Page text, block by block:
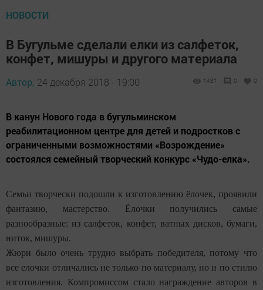
НОВОСТИ
В Бугульме сделали елки из салфеток,
конфет, мишуры и другого материала
Автор, 24 декабря 2018 - 19:00 1431 0 0
В канун Нового года в бугульминском
реабилитационном центре для детей и подростков с
ограниченными возможностями «Возрождение»
состоялся семейный творческий конкурс «Чудо-елка».
Семьи творчески подошли к изготовлению ёлочек, проявили
фантазию, мастерство. Ёлочки получились самые
разнообразные: из салфеток, конфет, ватных дисков, бумаги,
ниток, мишуры.
Жюри было очень трудно выбрать победителя, потому что
все елочки отличались не только по материалу, но и по стилю
изготовления. Компромиссом стало награждение авторов в